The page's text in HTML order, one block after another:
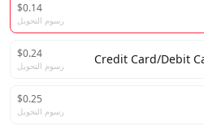
$0.14
رسوم التحويل
Credit Card/Debit
$0.24
رسوم التحويل
$0.25
رسوم التحويل